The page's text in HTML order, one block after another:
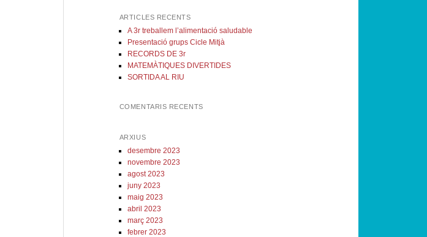
ARTICLES RECENTS
A 3r treballem l’alimentació saludable
Presentació grups Cicle Mitjà
RECORDS DE 3r
MATEMÀTIQUES DIVERTIDES
SORTIDA AL RIU
COMENTARIS RECENTS
ARXIUS
desembre 2023
novembre 2023
agost 2023
juny 2023
maig 2023
abril 2023
març 2023
febrer 2023